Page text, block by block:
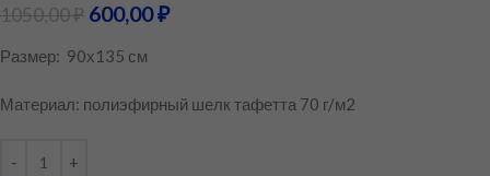
1050,00₽ 600,00₽
Размер: 90х135 см
Материал: полиэфирный шелк тафетта 70 г/м2